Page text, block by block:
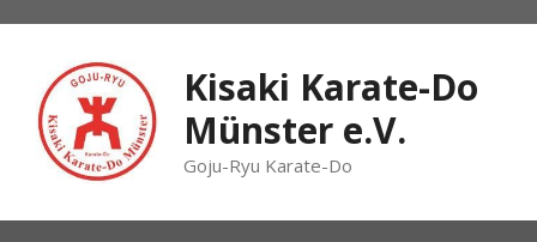
Inhalt
Kisaki Karate-Do
Münster e.V.
Goju-Ryu Karate-Do